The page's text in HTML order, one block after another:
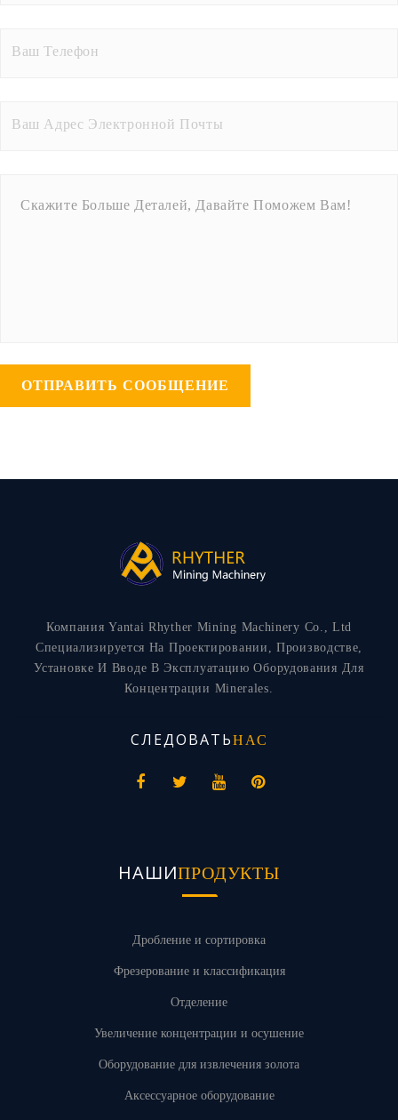
ОТПРАВИТЬ СООБЩЕНИЕ
Компания Yantai Rhyther Mining Machinery Co., Ltd
Специализируется На Проектировании, Производстве,
Установке И Вводе В Эксплуатацию Оборудования Для
Концентрации Minerales.
СЛЕДОВАТЬНАС
НАШИПРОДУКТЫ
Дробление и сортировка
Фрезерование и классификация
Отделение
Увеличение концентрации и осушение
Оборудование для извлечения золота
Аксессуарное оборудование